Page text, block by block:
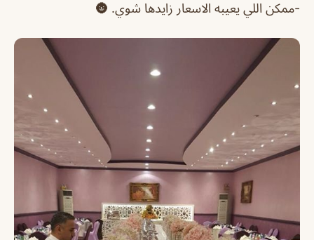
-ممكن اللي يعيبه الاسعار زايدها شوي. 🌚